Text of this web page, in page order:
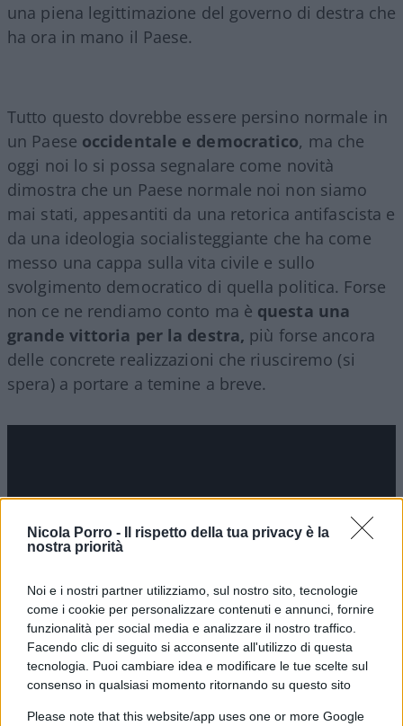
Nicola Porro -
Il rispetto della tua privacy è la
nostra priorità
Noi e i nostri partner utilizziamo, sul nostro sito, tecnologie
come i cookie per personalizzare contenuti e annunci, fornire
funzionalità per social media e analizzare il nostro traffico.
Facendo clic di seguito si acconsente all'utilizzo di questa
tecnologia. Puoi cambiare idea e modificare le tue scelte sul
consenso in qualsiasi momento ritornando su questo sito
Please note that this website/app uses one or more Google
una piena legittimazione del governo di destra che
ha ora in mano il Paese.
Tutto questo dovrebbe essere persino normale in
un Paese occidentale e democratico, ma che
oggi noi lo si possa segnalare come novità
dimostra che un Paese normale noi non siamo
mai stati, appesantiti da una retorica antifascista e
da una ideologia socialisteggiante che ha come
messo una cappa sulla vita civile e sullo
svolgimento democratico di quella politica. Forse
non ce ne rendiamo conto ma è questa una
grande vittoria per la destra, più forse ancora
delle concrete realizzazioni che riusciremo (si
spera) a portare a temine a breve.
Alla destra deve sicuramente raccomandarsi di
stare vigile e non fidarsi delle forze nemiche ma